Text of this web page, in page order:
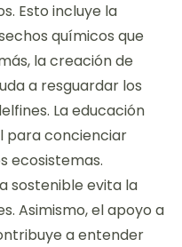
Esto incluye la
químicos que
la creación de
a resguardar los
La educación
para concienciar
ecosistemas.
sostenible evita la
Asimismo, el apoyo a
a entender